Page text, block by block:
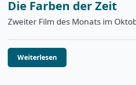
Die Farben der Zeit
Zweiter Film des Monats im
Weiterlesen